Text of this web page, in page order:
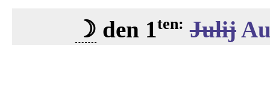
☽ den 1ten: Julij